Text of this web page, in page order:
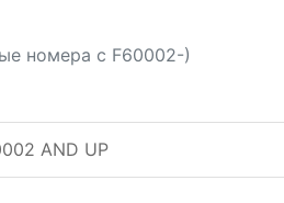
номера с F60002-)
AND UP